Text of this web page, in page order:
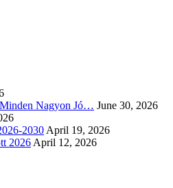
Nagyon Jó… June 30, 2026
2030 April 19, 2026
2026 April 12, 2026